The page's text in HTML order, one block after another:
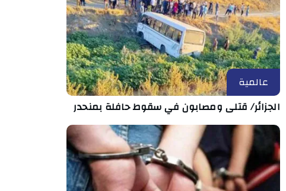
عالمية
الجزائر/ قتلى ومصابون في سقوط حافلة بمنحدر